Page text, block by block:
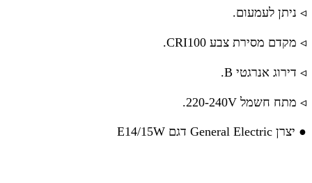
◃ ניתן לעמעום.
◃ מקדם מסירת צבע CRI100.
◃ דירוג אנרגטי B.
◃ מתח חשמל 220-240V.
● יצרן General Electric דגם E14/15W